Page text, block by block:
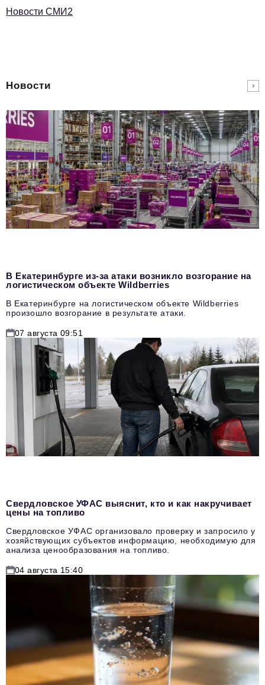
Новости СМИ2
Новости
В Екатеринбурге из-за атаки возникло возгорание на
логистическом объекте Wildberries
В Екатеринбурге на логистическом объекте Wildberries
произошло возгорание в результате атаки.
07 августа 09:51
Свердловское УФАС выяснит, кто и как накручивает
цены на топливо
Свердловское УФАС организовало проверку и запросило у
хозяйствующих субъектов информацию, необходимую для
анализа ценообразования на топливо.
04 августа 15:40